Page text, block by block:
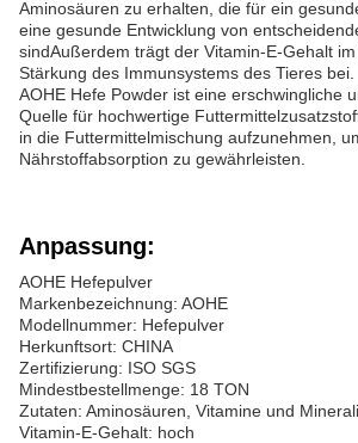
Aminosäuren zu erhalten, die für ein
eine gesunde Entwicklung von
sindAußerdem trägt der Vitamin-E-Gehalt
Stärkung des Immunsystems des Tieres bei.
AOHE Hefe Powder ist eine erschwingliche
Quelle für hochwertige
in die Futtermittelmischung aufzunehmen,
Nährstoffabsorption zu gewährleisten.
Anpassung:
AOHE Hefepulver
Markenbezeichnung: AOHE
Modellnummer: Hefepulver
Herkunftsort: CHINA
Zertifizierung: ISO SGS
Mindestbestellmenge: 18 TON
Zutaten: Aminosäuren, Vitamine und
Vitamin-E-Gehalt: hoch